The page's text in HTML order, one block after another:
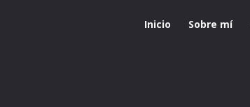
Inicio Sobre mí